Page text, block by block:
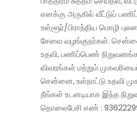
எனக்கு அருகில் வீட்டுப்
உள்ளூர்/பிராந்திய மொழி
சேவை வழங்குநர்கள்.
உதவி, பணிப்பெண்
விவரங்கள் மற்றும்
சென்னை, உள்நாட்டு உதவி
நீங்கள் உடனடியாக இந்த
தொலைபேசி எண் :